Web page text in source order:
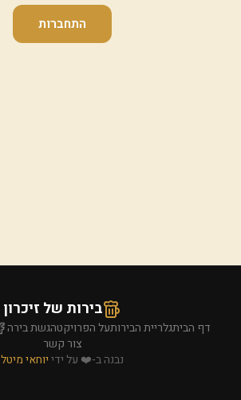
התחברות
בירות של זיכרון
דף הביתגלריית הבירותעל הפרויקטהגשת בירה
צור קשר
נבנה ב-❤️ על ידייוחאי מיטל